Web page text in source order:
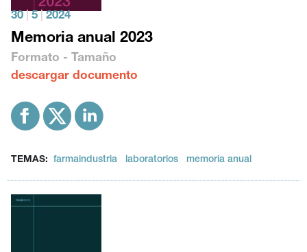
30 5 2024
Memoria anual 2023
Formato - Tamaño
descargar documento
TEMAS: farmaindustria laboratorios memoria anual